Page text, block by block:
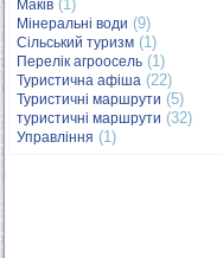
Маків (1)
Мінеральні води (9)
Сільський туризм (1)
Перелік агроосель (1)
Туристична афіша (22)
Туристичні маршрути (5)
туристичні маршрути (32)
Управління (1)